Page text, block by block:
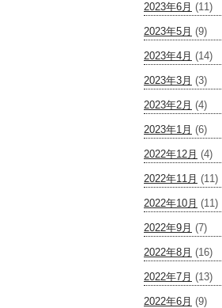
2023年6月 (11)
2023年5月 (9)
2023年4月 (14)
2023年3月 (3)
2023年2月 (4)
2023年1月 (6)
2022年12月 (4)
2022年11月 (11)
2022年10月 (11)
2022年9月 (7)
2022年8月 (16)
2022年7月 (13)
2022年6月 (9)